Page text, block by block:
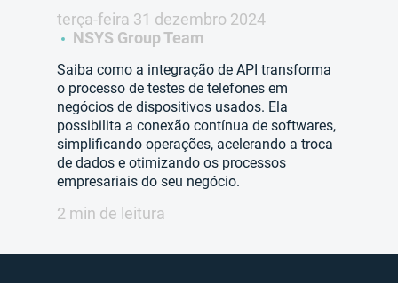
terça-feira 31 dezembro 2024
NSYS Group Team
Saiba como a integração de API transforma
o processo de testes de telefones em
negócios de dispositivos usados. Ela
possibilita a conexão contínua de softwares,
simplificando operações, acelerando a troca
de dados e otimizando os processos
empresariais do seu negócio.
2 min de leitura